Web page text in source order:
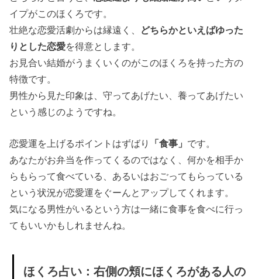
イプがこのほくろです。
壮絶な恋愛活劇からは縁遠く、 どちらかといえばゆった
りとした恋愛を得意とします。
お見合い結婚がうまくいくのがこのほくろを持った方の
特徴です。
男性から見た印象は、守ってあげたい、養ってあげたい
という感じのようですね。
恋愛運を上げるポイントはずばり 「食事」 です。
あなたがお弁当を作ってくるのではなく、何かを相手か
らもらって食べている、あるいはおごってもらっている
という状況が恋愛運をぐーんとアップしてくれます。
気になる男性がいるという方は一緒に食事を食べに行っ
てもいいかもしれませんね。
ほくろ占い：右側の頬にほくろがある人の